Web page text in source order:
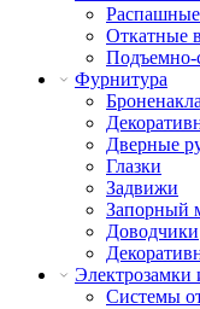
Распашные
Откатные
Подъемно-
Фурнитура
Дверные
Глазки
Задвижи
Запорный
Доводчики
Электрозамки
Системы